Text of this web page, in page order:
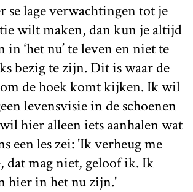
se lage verwachtingen tot je
wilt maken, dan kun je altijd
‘het nu’ te leven en niet te
bezig te zijn. Dit is waar de
de hoek komt kijken. Ik wil
levensvisie in de schoenen
hier alleen iets aanhalen wat
een les zei: 'Ik verheug me
dat mag niet, geloof ik. Ik
hier in het nu zijn.'